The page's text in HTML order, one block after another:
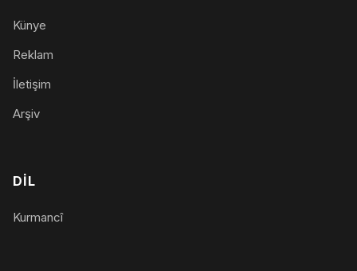
Künye
Reklam
İletişim
Arşiv
DIL
Kurmancî